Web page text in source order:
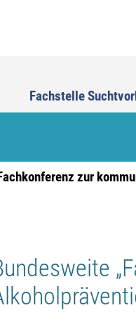
Fachstelle
zur